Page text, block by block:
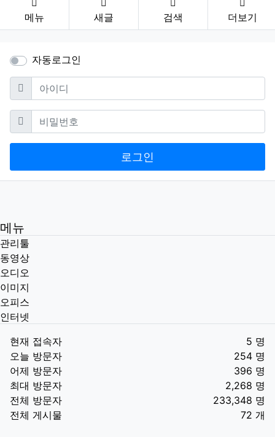
메뉴 새글 검색 더보기
자동로그인
아이디
필수
비밀번호필수
로그인
메뉴
관리툴
동영상
오디오
이미지
오피스
인터넷
현재 접속자
5 명
오늘 방문자
254 명
어제 방문자
396 명
최대 방문자
2,268 명
전체 방문자
233,348 명
전체 게시물
72 개